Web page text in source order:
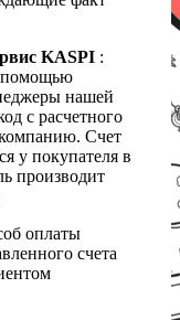
KASPI :
помощью
нашей
с расчетного
Счет
у покупателя в
производит
оплаты
счета